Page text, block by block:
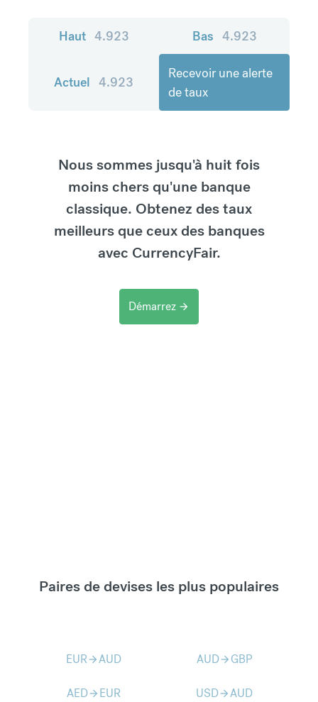
Haut 4.923 Bas 4.923
Actuel 4.923
Recevoir une alerte
de taux
Nous sommes jusqu'à huit fois
moins chers qu'une banque
classique. Obtenez des taux
meilleurs que ceux des banques
avec CurrencyFair.
Démarrez arrow_forward
Paires de devises les plus populaires
EURarrow_forwardAUD AUDarrow_forward GBP
AEDarrow_forward EUR USDarrow_forwardAUD